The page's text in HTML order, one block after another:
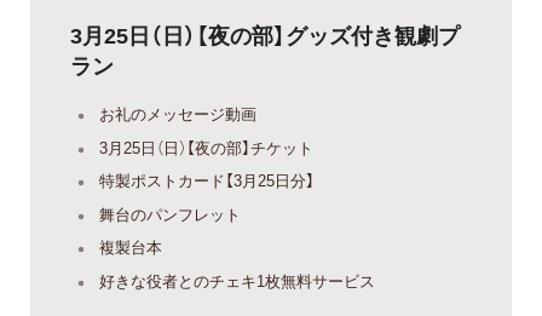
3月25日（日）【夜の部】グッズ付き観劇プ
ラン
お礼のメッセージ動画
3月25日（日）【夜の部】チケット
特製ポストカード【3月25日分】
舞台のパンフレット
複製台本
好きな役者とのチェキ1枚無料サービス